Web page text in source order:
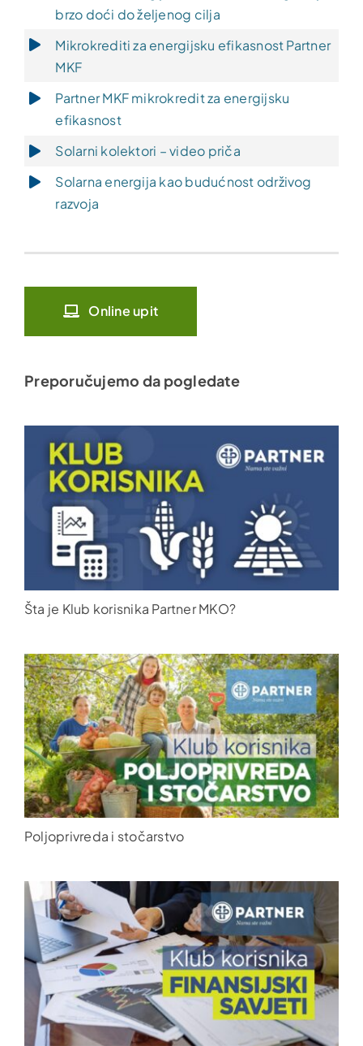
brzo doći do željenog cilja
Mikrokrediti za energijsku efikasnost Partner
MKF
Partner MKF mikrokredit za energijsku
efikasnost
Solarni kolektori – video priča
Solarna energija kao budućnost održivog
razvoja
Online upit
Preporučujemo da pogledate
Šta je Klub korisnika Partner MKO?
Poljoprivreda i stočarstvo